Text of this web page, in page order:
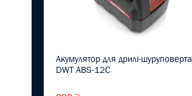
Акумулятор для дрилі-шуруповерта
DWT ABS-12C